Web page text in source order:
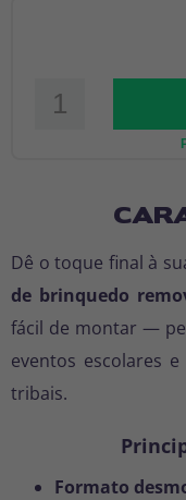
Dê o toque final à
de brinquedo
fácil de montar —
eventos escolares
tribais.
Formato